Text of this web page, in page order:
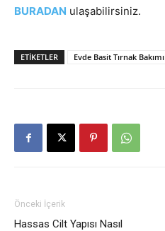
BURADAN ulaşabilirsiniz.
ETIKETLER Evde Basit Tırnak Bakımı
Önceki İçerik
Hassas Cilt Yapısı Nasıl